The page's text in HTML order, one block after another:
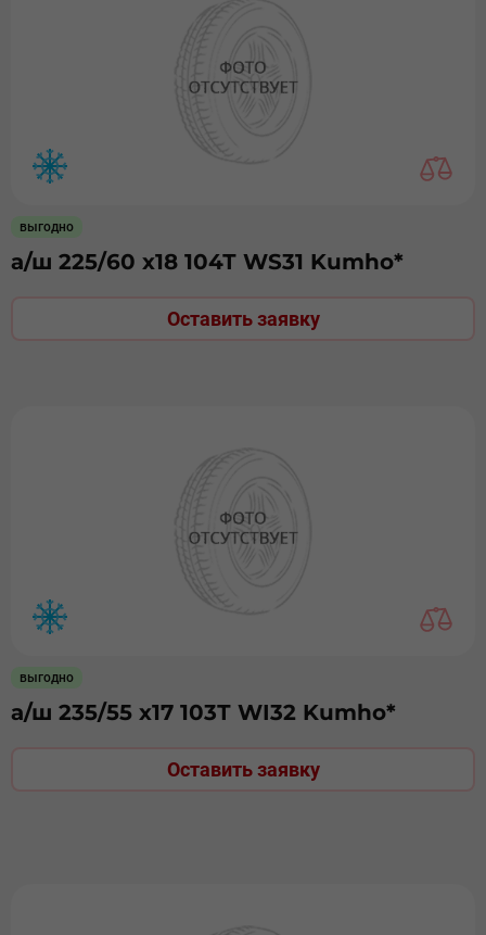
выгодно
а/ш 225/60 х18 104Т WS31 Kumho*
Оставить заявку
выгодно
а/ш 235/55 х17 103Т WI32 Kumho*
Оставить заявку